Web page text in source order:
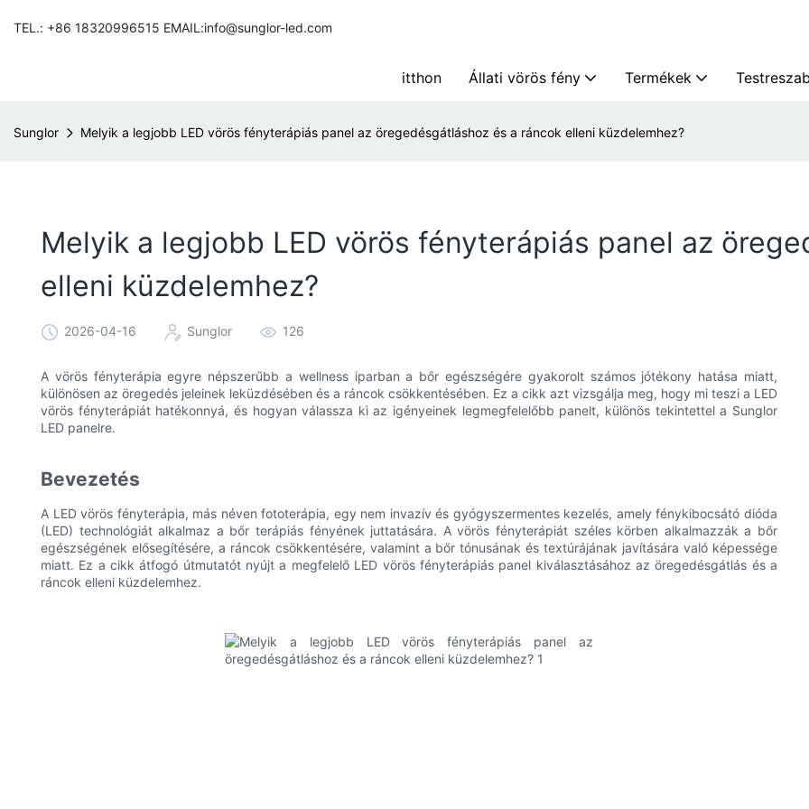
TEL.: +86 18320996515 EMAIL:info@sunglor-led.com
itthon Állati vörös fény Termékek
Sunglor Melyik a legjobb LED vörös fényterápiás panel az öregedésgátláshoz és a ráncok elleni küzdelemhez?
Melyik a legjobb LED vörös fényterápiás panel az
elleni küzdelemhez?
2026-04-16 Sunglor 126
A vörös fényterápia egyre népszerűbb a wellness iparban a bőr egészségére gyakorolt ​​számos jótékony hatása miatt,
különösen az öregedés jeleinek leküzdésében és a ráncok csökkentésében. Ez a cikk azt vizsgálja meg, hogy mi teszi a LED
vörös fényterápiát hatékonnyá, és hogyan válassza ki az igényeinek legmegfelelőbb panelt, különös tekintettel a Sunglor
LED panelre.
Bevezetés
A LED vörös fényterápia, más néven fototerápia, egy nem invazív és gyógyszermentes kezelés, amely fénykibocsátó dióda
(LED) technológiát alkalmaz a bőr terápiás fényének juttatására. A vörös fényterápiát széles körben alkalmazzák a bőr
egészségének elősegítésére, a ráncok csökkentésére, valamint a bőr tónusának és textúrájának javítására való képessége
miatt. Ez a cikk átfogó útmutatót nyújt a megfelelő LED vörös fényterápiás panel kiválasztásához az öregedésgátlás és a
ráncok elleni küzdelemhez.